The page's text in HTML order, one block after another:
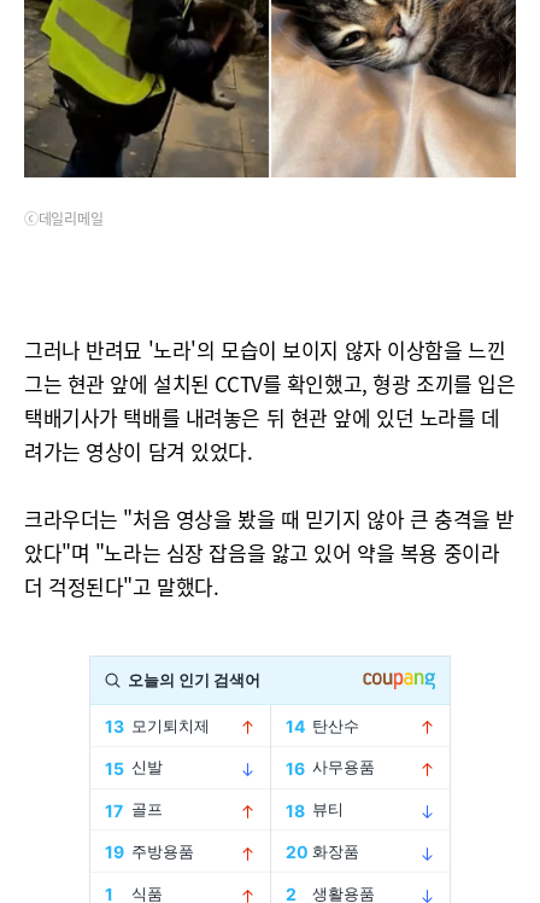
ⓒ데일리메일
그러나 반려묘 '노라'의 모습이 보이지 않자 이상함을 느낀
그는 현관 앞에 설치된 CCTV를 확인했고, 형광 조끼를 입은
택배기사가 택배를 내려놓은 뒤 현관 앞에 있던 노라를 데
려가는 영상이 담겨 있었다.
크라우더는 "처음 영상을 봤을 때 믿기지 않아 큰 충격을 받
았다"며 "노라는 심장 잡음을 앓고 있어 약을 복용 중이라
더 걱정된다"고 말했다.